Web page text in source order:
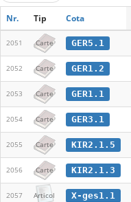
Nr. Tip Cota
2051 Carte GER5.1
2052 Carte GER1.2
2053 Carte GER1.1
2054 Carte GER3.1
2055 Carte KIR2.1.5
2056 Carte KIR2.1.3
2057 Articol X-ges1.1